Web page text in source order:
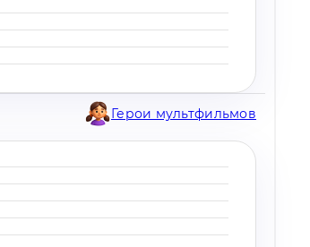
Герои мультфильмов